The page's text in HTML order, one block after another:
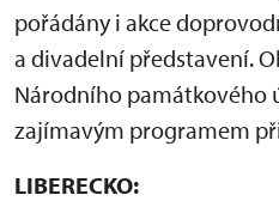
pořádány i akce
a divadelní představení.
Národního památkového
zajímavým programem
LIBERECKO: